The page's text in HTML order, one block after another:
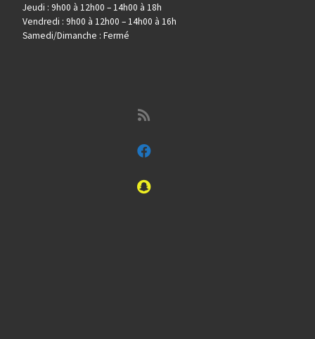
Jeudi : 9h00 à 12h00 – 14h00 à 18h
Vendredi : 9h00 à 12h00 – 14h00 à 16h
Samedi/Dimanche : Fermé